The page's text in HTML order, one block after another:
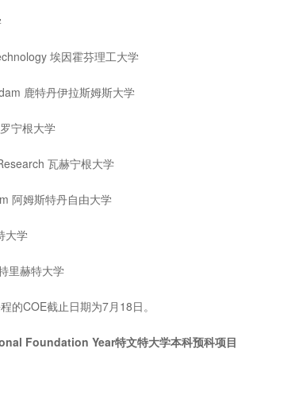
埃因霍芬理工大学
鹿特丹伊拉斯姆斯大学
宁根大学
瓦赫宁根大学
阿姆斯特丹自由大学
大学
里赫特大学
的COE截止日期为7月18日。
Foundation Year特文特大学本科预科项目